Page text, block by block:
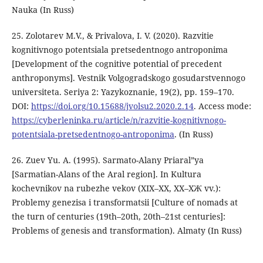
Nauka (In Russ)
25. Zolotarev M.V., & Privalova, I. V. (2020). Razvitie
kognitivnogo potentsiala pretsedentnogo antroponima
[Development of the cognitive potential of precedent
anthroponyms]. Vestnik Volgogradskogo gosudarstvennogo
universiteta. Seriya 2: Yazykoznanie, 19(2), pp. 159–170.
DOI: https://doi.org/10.15688/jvolsu2.2020.2.14. Access mode:
https://cyberleninka.ru/article/n/razvitie-kognitivnogo-
potentsiala-pretsedentnogo-antroponima. (In Russ)
26. Zuev Yu. A. (1995). Sarmato-Alany Priaral”ya
[Sarmatian-Alans of the Aral region]. In Kultura
kochevnikov na rubezhe vekov (XIX–XX, ХХ–ХЖ vv.):
Problemy genezisa i transformatsii [Culture of nomads at
the turn of centuries (19th–20th, 20th–21st centuries]:
Problems of genesis and transformation). Almaty (In Russ)